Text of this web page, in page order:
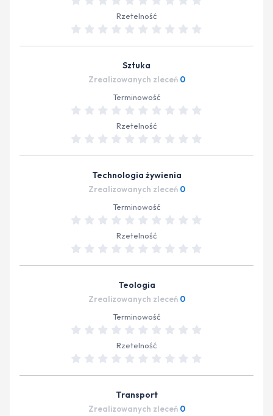
Rzetelność
Sztuka
Zrealizowanych zleceń 0
Terminowość
Rzetelność
Technologia żywienia
Zrealizowanych zleceń 0
Terminowość
Rzetelność
Teologia
Zrealizowanych zleceń 0
Terminowość
Rzetelność
Transport
Zrealizowanych zleceń 0